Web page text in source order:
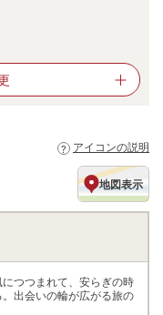
アイコンの説明
地図表示
つつまれて、安らぎの時
出会いの輪が広がる旅の